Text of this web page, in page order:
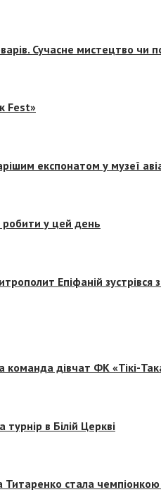
Сучасне мистецтво чи
Fest»
експонатом у музеї
у цей день
Епіфаній зустрівся
команда дівчат ФК «Тікі-
в Білій Церкві
Титаренко стала